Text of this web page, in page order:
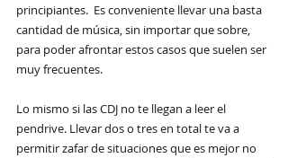
principiantes.  Es conveniente llevar una basta
cantidad de música, sin importar que sobre,
para poder afrontar estos casos que suelen ser
muy frecuentes.
Lo mismo si las CDJ no te llegan a leer el
pendrive. Llevar dos o tres en total te va a
permitir zafar de situaciones que es mejor no